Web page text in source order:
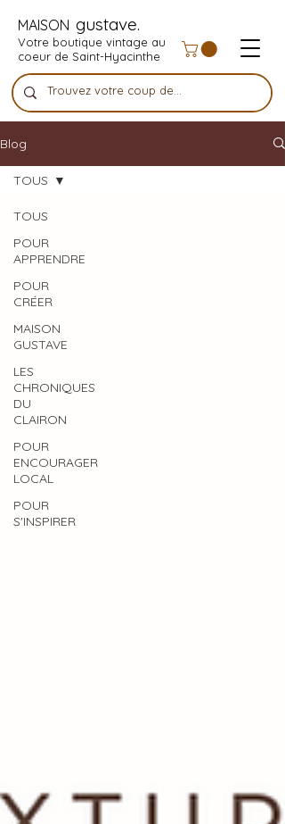
MAISON gustave.
Votre boutique vintage au
coeur de Saint-Hyacinthe
Blog
TOUS
POUR
APPRENDRE
POUR
CRÉER
MAISON
GUSTAVE
LES
CHRONIQUES
DU
CLAIRON
POUR
ENCOURAGER
LOCAL
POUR
S'INSPIRER
TOUS